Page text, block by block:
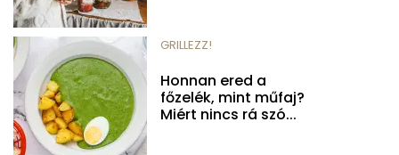
GRILLEZZ!
Honnan ered a
főzelék, mint műfaj?
Miért nincs rá szó...